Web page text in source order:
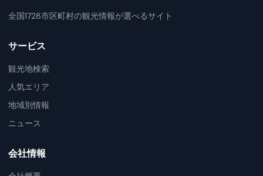
全国1728市区町村の観光情報が選べるサイト
サービス
観光地検索
人気エリア
地域別情報
ニュース
会社情報